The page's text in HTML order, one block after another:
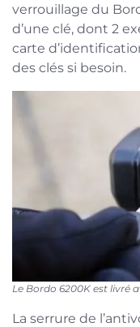
verrouillage du
d’une clé, dont 2
carte
des clés si besoin.
Le Bordo 6200K est livré
La serrure de